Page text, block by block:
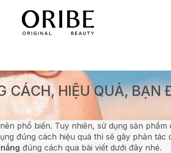
CÁCH, HIỆU QUẢ, BẠN
phổ biến. Tuy nhiên, sử dụng sản phẩm
đúng cách hiệu quả thì sẽ gây phản tác
đúng cách qua bài viết dưới đây nhé.